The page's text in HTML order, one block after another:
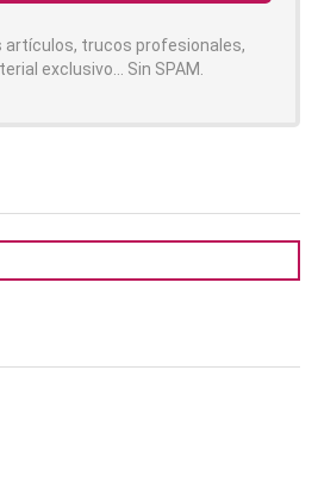
artículos, trucos profesionales,
exclusivo... Sin SPAM.